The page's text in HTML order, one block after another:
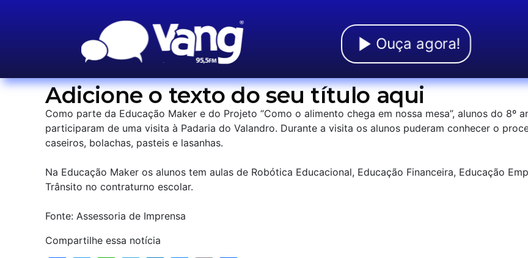
Ouça agora!
Adicione o texto do seu título aqui
Como parte da Educação Maker e do Projeto “Como o alimento chega em nossa mesa”, alunos do 8º
participaram de uma visita à Padaria do Valandro. Durante a visita os alunos puderam conhecer o
caseiros, bolachas, pasteis e lasanhas.
Na Educação Maker os alunos tem aulas de Robótica Educacional, Educação Financeira, Educação
Trânsito no contraturno escolar.
Fonte: Assessoria de Imprensa
Compartilhe essa notícia